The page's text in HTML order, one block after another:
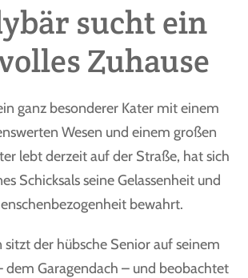
sucht ein
Zuhause
ganz besonderer Kater mit einem
Wesen und einem großen
lebt derzeit auf der Straße, hat sich
Schicksals seine Gelassenheit und
bewahrt.
sitzt der hübsche Senior auf seinem
dem Garagendach – und beobachtet